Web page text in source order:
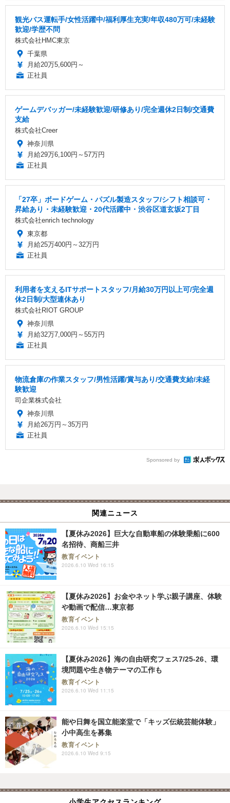
観光バス運転手/女性活躍中/福利厚生充実/年収480万可/未経験
歓迎/学歴不問
株式会社HMC東京
千葉県
月給20万5,600円～
正社員
ゲームデバッガー/未経験歓迎/研修あり/完全週休2日制/交通費
支給
株式会社Creer
神奈川県
月給29万6,100円～57万円
正社員
「27卒」ボードゲーム・パズル製造スタッフ/シフト相談可・
昇給あり・未経験歓迎・20代活躍中・渋谷区道玄坂2丁目
株式会社enrich technology
東京都
月給25万400円～32万円
正社員
利用者を支えるITサポートスタッフ/月給30万円以上可/完全週
休2日制/大型連休あり
株式会社RIOT GROUP
神奈川県
月給32万7,000円～55万円
正社員
物流倉庫の作業スタッフ/男性活躍/賞与あり/交通費支給/未経
験歓迎
司企業株式会社
神奈川県
月給26万円～35万円
正社員
Sponsored by
関連ニュース
【夏休み2026】巨大な自動車船の体験乗船に600
名招待、商船三井
教育イベント
2026.6.10 Wed 16:15
【夏休み2026】お金やネット学ぶ親子講座、体験
や動画で配信…東京都
教育イベント
2026.6.10 Wed 15:15
【夏休み2026】海の自由研究フェス7/25-26、環
境問題や生き物テーマの工作も
教育イベント
2026.6.10 Wed 11:15
能や日舞を国立能楽堂で「キッズ伝統芸能体験」
小中高生を募集
教育イベント
2026.6.10 Wed 9:15